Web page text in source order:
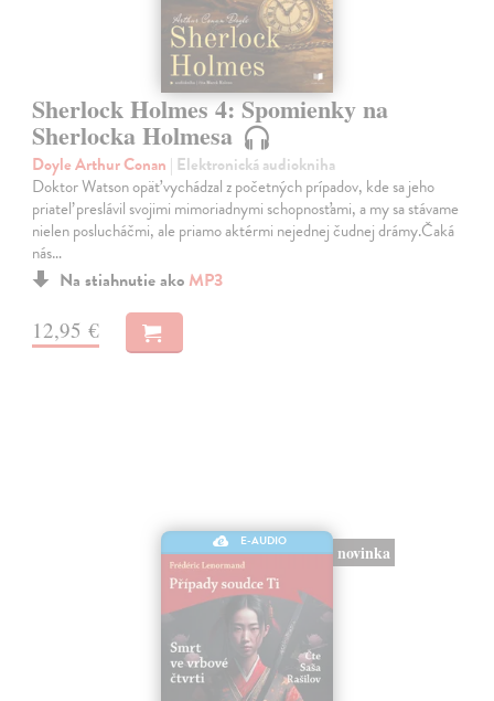
Sherlock Holmes 4: Spomienky na
Sherlocka Holmesa
Doyle Arthur Conan | Elektronická audiokniha
Doktor Watson opäť vychádzal z početných prípadov, kde sa jeho
priateľ preslávil svojimi mimoriadnymi schopnosťami, a my sa stávame
nielen poslucháčmi, ale priamo aktérmi nejednej čudnej drámy.Čaká
nás…
Na stiahnutie ako MP3
12,95 €
E-AUDIO
novinka